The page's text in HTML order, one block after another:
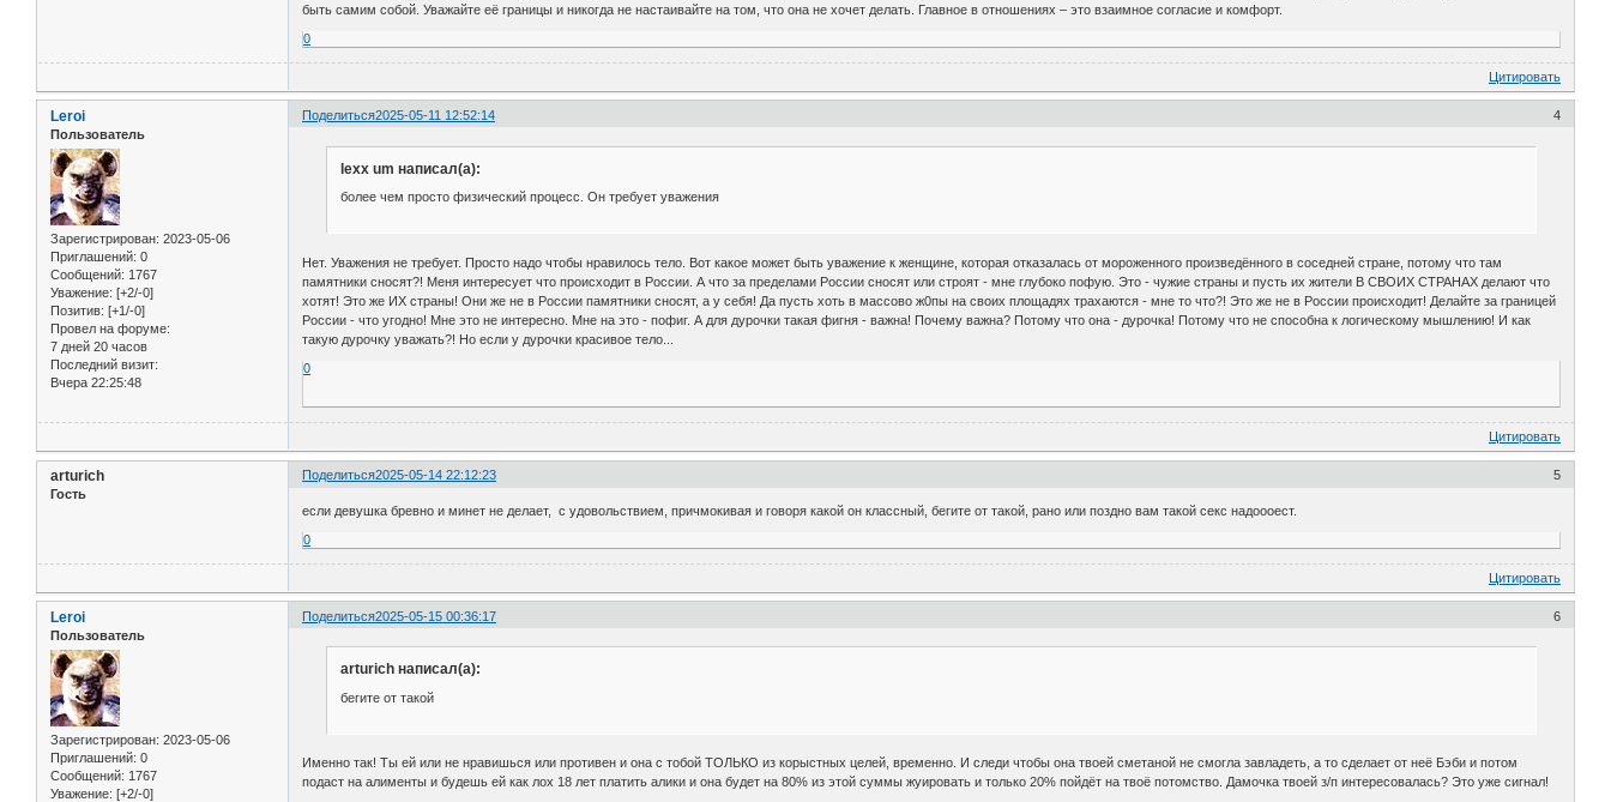
быть самим собой. Уважайте её границы и никогда не настаивайте на том, что она не хочет делать. Главное в отношениях – это взаимное согласие и комфорт.
0
Цитировать
Поделиться 4
2025-05-11 12:52:14
Leroi
Пользователь
Зарегистрирован: 2023-05-06
Приглашений: 0
Сообщений: 1767
Уважение: [+2/-0]
Позитив: [+1/-0]
Провел на форуме:
7 дней 20 часов
Последний визит:
Вчера 22:25:48
lexx um написал(а):
более чем просто физический процесс. Он требует уважения
Нет. Уважения не требует. Просто надо чтобы нравилось тело. Вот какое может быть уважение к женщине, которая отказалась от мороженного произведённого в соседней стране, потому что там
памятники сносят?! Меня интересует что происходит в России. А что за пределами России сносят или строят - мне глубоко пофую. Это - чужие страны и пусть их жители В СВОИХ СТРАНАХ делают что
хотят! Это же ИХ страны! Они же не в России памятники сносят, а у себя! Да пусть хоть в массово ж0пы на своих площадях трахаются - мне то что?! Это же не в России происходит! Делайте за границей
России - что угодно! Мне это не интересно. Мне на это - пофиг. А для дурочки такая фигня - важна! Почему важна? Потому что она - дурочка! Потому что не способна к логическому мышлению! И как
такую дурочку уважать?! Но если у дурочки красивое тело...
0
Цитировать
Поделиться 5
2025-05-14 22:12:23
arturich
Гость
если девушка бревно и минет не делает, с удовольствием, причмокивая и говоря какой он классный, бегите от такой, рано или поздно вам такой секс надоооест.
0
Цитировать
Поделиться 6
2025-05-15 00:36:17
Leroi
Пользователь
Зарегистрирован: 2023-05-06
Приглашений: 0
Сообщений: 1767
Уважение: [+2/-0]
arturich написал(а):
бегите от такой
Именно так! Ты ей или не нравишься или противен и она с тобой ТОЛЬКО из корыстных целей, временно. И следи чтобы она твоей сметаной не смогла завладеть, а то сделает от неё Бэби и потом
подаст на алименты и будешь ей как лох 18 лет платить алики и она будет на 80% из этой суммы жуировать и только 20% пойдёт на твоё потомство. Дамочка твоей з/п интересовалась? Это уже сигнал!